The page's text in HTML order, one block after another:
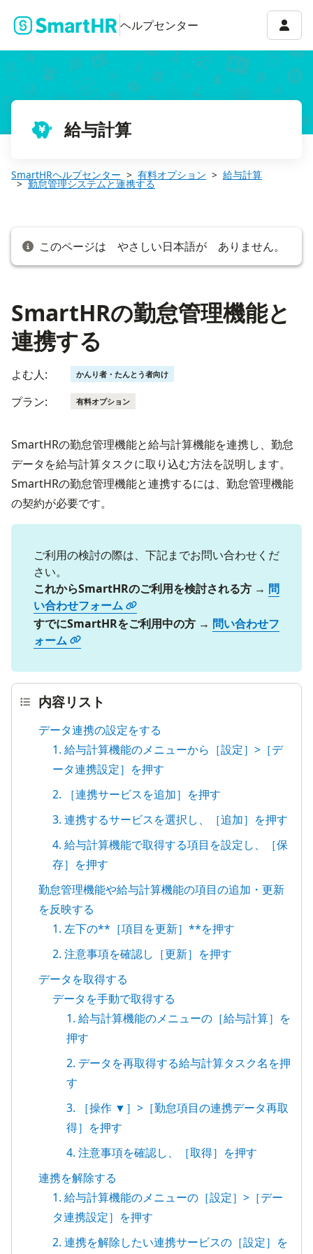
ヘルプセンター アカ
給与計算
SmartHRヘルプセンター 有料オプション 給与計算
勤怠管理システムと連携する
このページは やさしい日本語が ありません。
SmartHRの勤怠管理機能と
連携する
よむ人: かんり者・たんとう者向け
プラン: 有料オプション
SmartHRの勤怠管理機能と給与計算機能を連携し、勤怠
データを給与計算タスクに取り込む方法を説明します。
SmartHRの勤怠管理機能と連携するには、勤怠管理機能
の契約が必要です。
ご利用の検討の際は、下記までお問い合わせくだ
さい。
これからSmartHRのご利用を検討される方 → 問
い合わせフォーム
すでにSmartHRをご利用中の方 → 問い合わせフ
ォーム
内容リスト
データ連携の設定をする
1. 給与計算機能のメニューから［設定］>［デ
ータ連携設定］を押す
2. ［連携サービスを追加］を押す
3. 連携するサービスを選択し、［追加］を押す
4. 給与計算機能で取得する項目を設定し、［保
存］を押す
勤怠管理機能や給与計算機能の項目の追加・更新
を反映する
1. 左下の**［項目を更新］**を押す
2. 注意事項を確認し［更新］を押す
データを取得する
データを手動で取得する
1. 給与計算機能のメニューの［給与計算］を
押す
2. データを再取得する給与計算タスク名を押
す
3. ［操作 ▼］>［勤怠項目の連携データ再取
得］を押す
4. 注意事項を確認し、［取得］を押す
連携を解除する
1. 給与計算機能のメニューの［設定］>［デー
タ連携設定］を押す
2. 連携を解除したい連携サービスの［設定］を